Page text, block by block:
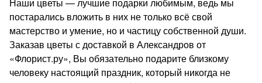
постарались вложить в них не только всё свой
мастерство и умение, но и частицу собственной души.
Заказав цветы с доставкой в Александров от
«Флорист.ру», Вы обязательно подарите близкому
человеку настоящий праздник, который никогда не